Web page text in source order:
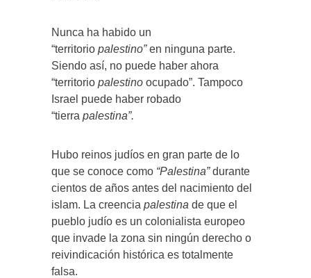
Nunca ha habido un
“territorio palestino”en ninguna parte.
Siendo así, no puede haber ahora
“territorio palestino ocupado”. Tampoco
Israel puede haber robado
“tierra palestina”.
Hubo reinos judíos en gran parte de lo
que se conoce como “Palestina”durante
cientos de años antes del nacimiento del
islam. La creencia palestina de que el
pueblo judío es un colonialista europeo
que invade la zona sin ningún derecho o
reivindicación histórica es totalmente
falsa.